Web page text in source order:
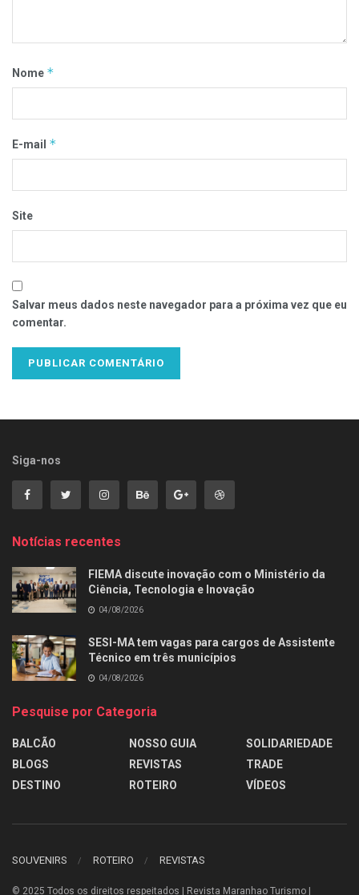
Nome *
E-mail *
Site
Salvar meus dados neste navegador para a próxima vez que eu
comentar.
Siga-nos
Notícias recentes
FIEMA discute inovação com o Ministério da
Ciência, Tecnologia e Inovação
04/08/2026
SESI-MA tem vagas para cargos de Assistente
Técnico em três municípios
04/08/2026
Pesquise por Categoria
BALCÃO
BLOGS
DESTINO
NOSSO GUIA
REVISTAS
ROTEIRO
SOLIDARIEDADE
TRADE
VÍDEOS
SOUVENIRS ROTEIRO REVISTAS
© 2025 Todos os direitos respeitados | Revista Maranhao Turismo |